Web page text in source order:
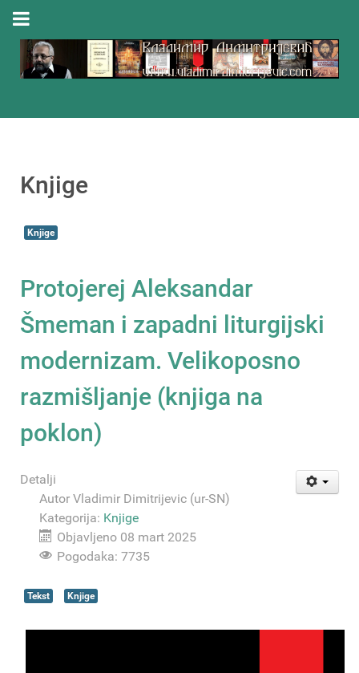
Knjige
Knjige
Protojerej Aleksandar
Šmeman i zapadni liturgijski
modernizam. Velikoposno
razmišljanje (knjiga na
poklon)
Detalji
Autor Vladimir Dimitrijevic (ur-SN)
Kategorija: Knjige
Objavljeno 08 mart 2025
Pogodaka: 7735
Tekst Knjige